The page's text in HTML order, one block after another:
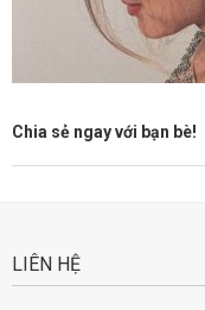
Chia sẻ ngay với bạn bè!
LIÊN HỆ